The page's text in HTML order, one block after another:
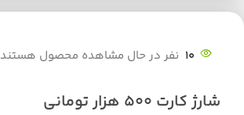
10 نفر در حال مشاهده محصول هستند
شارژ کارت 500 هزار تومانی